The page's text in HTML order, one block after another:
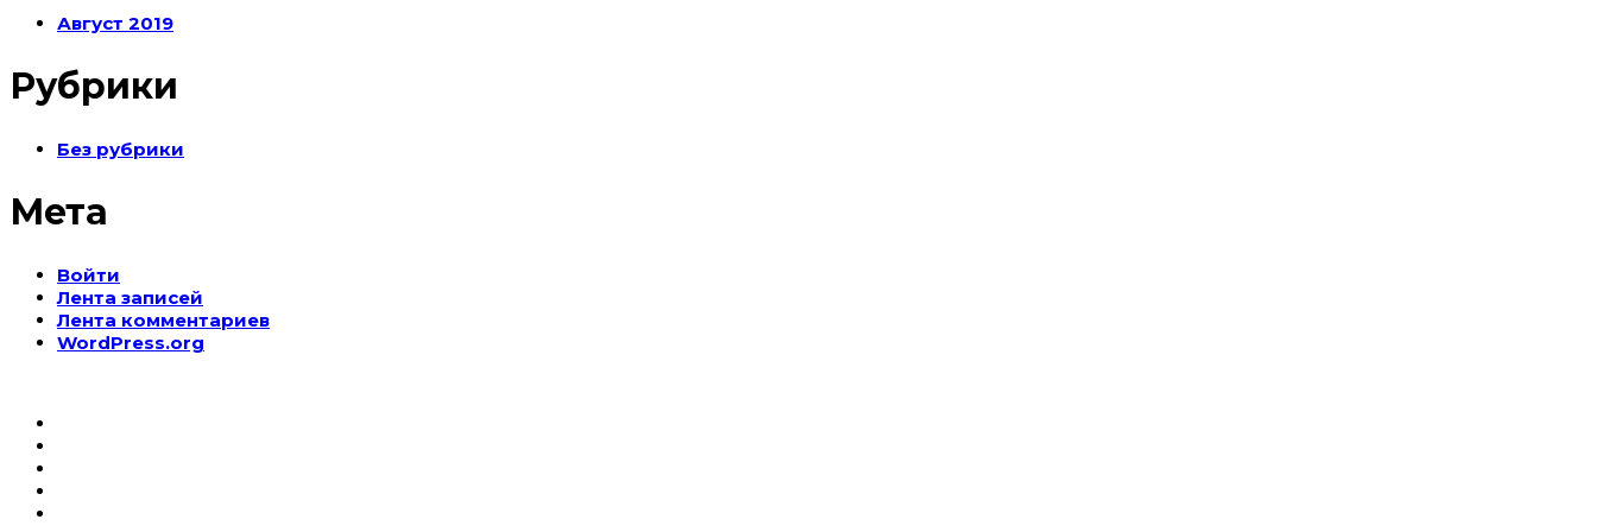
Август 2019
Рубрики
Без рубрики
Мета
Войти
Лента записей
Лента комментариев
WordPress.org